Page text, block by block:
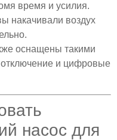
время и усилия.
накачивали воздух
оснащены такими
отключение и цифровые
насос для